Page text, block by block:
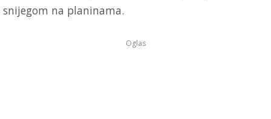
snijegom na planinama.
Oglas